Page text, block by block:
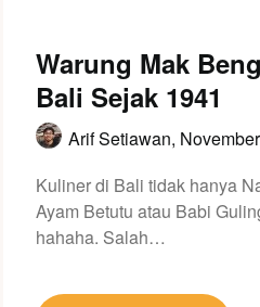
Warung Mak
Bali Sejak 1941
Arif Setiawan,
Kuliner di Bali tidak hanya
Ayam Betutu atau Babi
hahaha. Salah…